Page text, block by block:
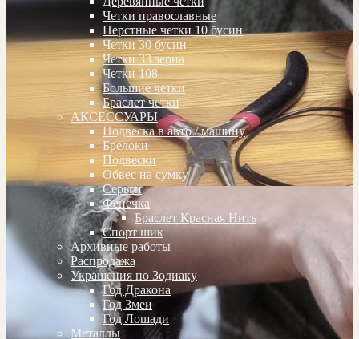
Четки православные
Перстные четки 10 бусин
Четки 30 бусин
Четки 33 зерна
Четки 108
Большие четки
Браслет четки
АКСЕССУАРЫ
Подвеска в авто / машину
Брелоки
Подвески
Обвес на сумку
Серьги
Фенечка
Браслет Красная Нить
Спорт шик
Архивные работы
Распродажа
Украшения по Зодиаку
Год Дракона
Год Змеи
Год Лошади
Металлы